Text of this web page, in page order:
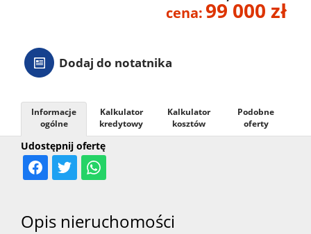
cena: 99 000 zł
Dodaj do notatnika
Udostępnij ofertę
Informacje
ogólne
Kalkulator
kredytowy
Kalkulator
kosztów
Podobne
oferty
Opis nieruchomości